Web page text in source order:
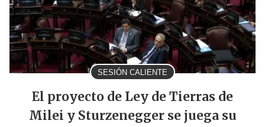
SESIÓN CALIENTE
El proyecto de Ley de Tierras de
Milei y Sturzenegger se juega su